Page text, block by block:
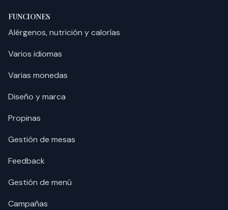
FUNCIONES
Alérgenos, nutrición y calorías
Varios idiomas
Varias monedas
Diseño y marca
Propinas
Gestión de mesas
Feedback
Gestión de menú
Campañas